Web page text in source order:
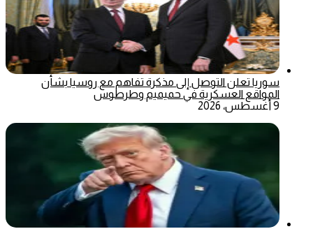
سوريا تعلن التوصل إلى مذكرة تفاهم مع روسيا بشأن
المواقع العسكرية في حميميم وطرطوس
9 أغسطس، 2026